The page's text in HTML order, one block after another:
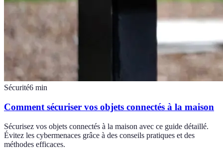
Sécurité6 min
Comment sécuriser vos objets connectés à la maison
Sécurisez vos objets connectés à la maison avec ce guide détaillé.
Évitez les cybermenaces grâce à des conseils pratiques et des
méthodes efficaces.